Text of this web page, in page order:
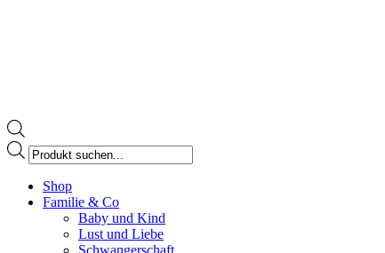
Products
search
page
opens
Shop
Familie & Co
Baby und Kind
Lust und Liebe
Schwangerschaft